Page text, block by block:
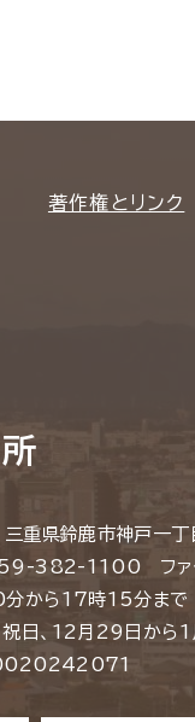
著作権とリンク
県鈴鹿市神戸一丁
059-382-1100 フ
分から17時15分まで
祝日、12月29日から1